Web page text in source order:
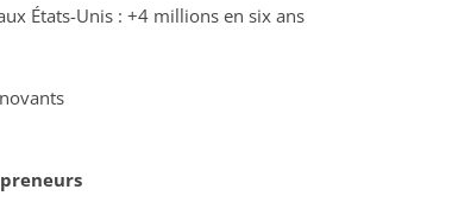
États-Unis : +4 millions en six ans